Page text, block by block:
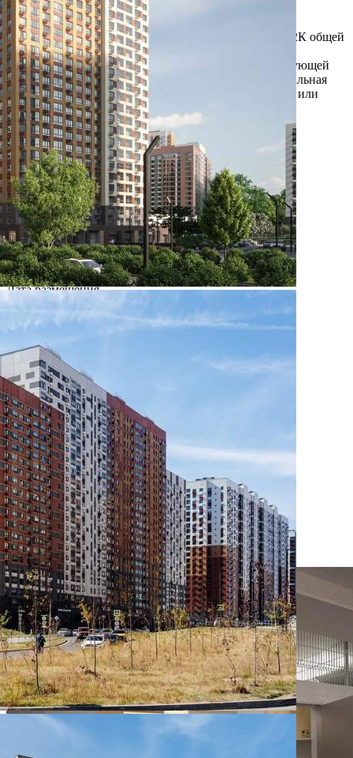
Москва / Московская обл
Получить контакты Посмотреть на карте
Прямая продажа от застройщика! Кладовая номер 112К общей
площадью 2.5 кв. м на -1-м этаже в Южная Битца.
Дополнительная скидка 2% на покупку 2-й и последующей
недвижимости: для клиентов предоставляется специальная
скидка до 2% в готовых корпусах. Скидку на вторую или
последующую покупку можно получить при пр...
563 (+2)
Навигация
Характеристики
О помещении
Где находится
Контакты
Другие объявления
Характеристики помещения
№ объявления
115198
Дата размещения
30.04.2025
Видное
Адрес
поселок Битца, Южный бульвар, д.11
Расположено
Этаж
-1
Предлагается
Продажа
Желаемый / подходящий вид деятельности
Не указано
Назначение
Не указано
Размер площади (м2)
2.5
Цена за помещение
301 250 руб.
О помещении